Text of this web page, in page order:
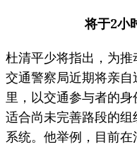
将于2小
杜清平少将指出，为推
交通警察局近期将亲
里，以交通参与者的
适合尚未完善路段的
系统。他举例，目前